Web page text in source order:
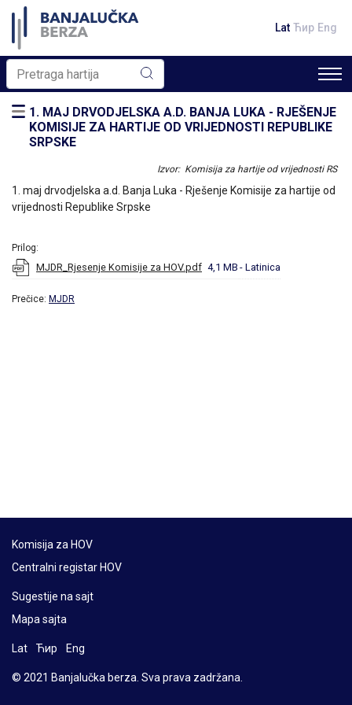
Lat Ћир Eng
1. MAJ DRVODJELSKA A.D. BANJA LUKA - RJEŠENJE
KOMISIJE ZA HARTIJE OD VRIJEDNOSTI REPUBLIKE
SRPSKE
Izvor: Komisija za hartije od vrijednosti RS
1. maj drvodjelska a.d. Banja Luka - Rješenje Komisije za hartije od
vrijednosti Republike Srpske
Prilog:
MJDR_Rjesenje Komisije za HOV.pdf 4,1 MB - Latinica
Prečice: MJDR
Komisija za HOV
Centralni registar HOV
Sugestije na sajt
Mapa sajta
Lat Ћир Eng
© 2021 Banjalučka berza. Sva prava zadržana.